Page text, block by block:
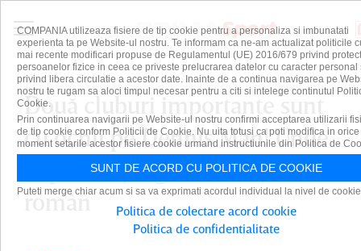
Două cluburi importante sunt
cu ochii pe Dennis Man! Unde
ar putea ajunge internaţionalul
român
COMPANIA utilizeaza fisiere de tip cookie pentru a personaliza si imbunatati
experienta ta pe Website-ul nostru. Te informam ca ne-am actualizat politicile
mai recente modificari propuse de Regulamentul (UE) 2016/679 privind
persoanelor fizice in ceea ce priveste prelucrarea datelor cu caracter personal
privind libera circulatie a acestor date. Inainte de a continua navigarea pe
nostru te rugam sa aloci timpul necesar pentru a citi si intelege continutul
Cookie.
Prin continuarea navigarii pe Website-ul nostru confirmi acceptarea utilizarii
de tip cookie conform Politicii de Cookie. Nu uita totusi ca poti modifica in orice
moment setarile acestor fisiere cookie urmand instructiunile din Politica de
SUNT DE ACORD CU POLITICA DE COOKIE
Puteti merge chiar acum si sa va exprimati acordul individual la nivel de
Politica de colectare acord cookie
Politica de confidentialitate